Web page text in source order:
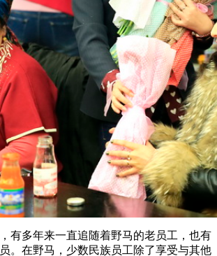
有多年来一直追随着野马的老员工，也有
。在野马，少数民族员工除了享受与其他